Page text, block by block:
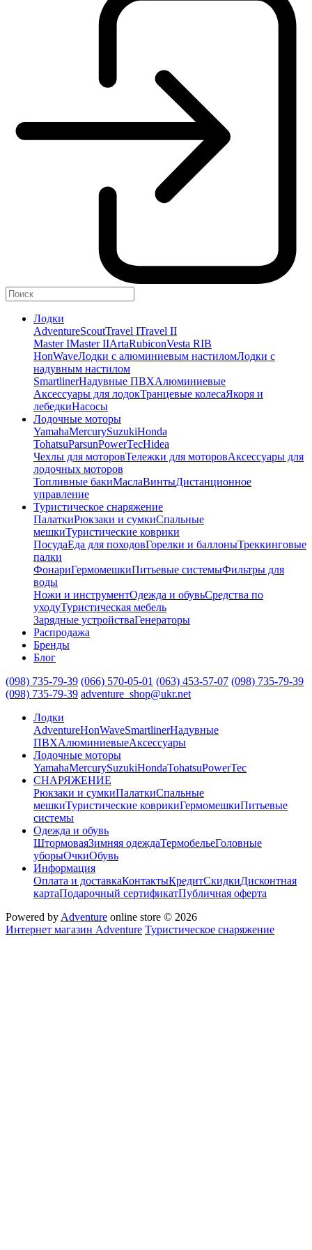
Лодки
AdventureScoutTravel ITravel II
Master IMaster IIArtaRubiconVesta RIB
HonWaveЛодки с алюминиевым настиломЛодки с
надувным настилом
SmartlinerНадувные ПВХАлюминиевые
Аксессуары для лодокТранцевые колесаЯкоря и
лебедкиНасосы
Лодочные моторы
YamahaMercurySuzukiHonda
TohatsuParsunPowerTecHidea
Чехлы для моторовТележки для моторовАксессуары для
лодочных моторов
Топливные бакиМаслаВинтыДистанционное
управление
Туристическое снаряжение
ПалаткиРюкзаки и сумкиСпальные
мешкиТуристические коврики
ПосудаЕда для походовГорелки и баллоныТреккинговые
палки
ФонариГермомешкиПитьевые системыФильтры для
воды
Ножи и инструментОдежда и обувьСредства по
уходуТуристическая мебель
Зарядные устройстваГенераторы
Распродажа
Бренды
Блог
(098) 735-79-39 (066) 570-05-01 (063) 453-57-07 (098) 735-79-39
(098) 735-79-39 adventure_shop@ukr.net
Лодки
AdventureHonWaveSmartlinerНадувные
ПВХАлюминиевыеАксессуары
Лодочные моторы
YamahaMercurySuzukiHondaTohatsuPowerTec
СНАРЯЖЕНИЕ
Рюкзаки и сумкиПалаткиСпальные
мешкиТуристические коврикиГермомешкиПитьевые
системы
Одежда и обувь
ШтормоваяЗимняя одеждаТермобельеГоловные
уборыОчкиОбувь
Информация
Оплата и доставкаКонтактыКредитСкидкиДисконтная
картаПодарочный сертификатПубличная оферта
Powered by Adventure online store © 2026
Интернет магазин Adventure Туристическое снаряжение